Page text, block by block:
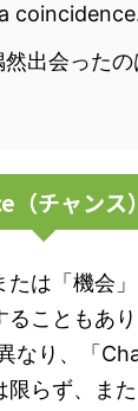
出会った
（チャンス）
たは「機会
こともあり
なり、「
限らず、ま